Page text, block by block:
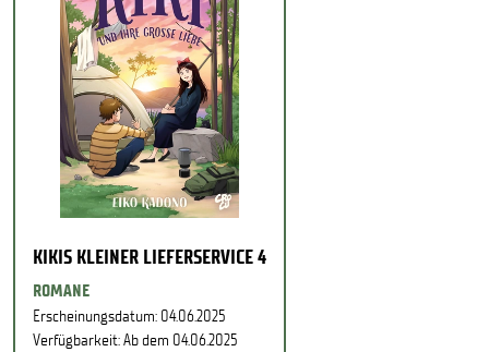
KIKIS KLEINER LIEFERSERVICE 4
ROMANE
Erscheinungsdatum: 04.06.2025
Verfügbarkeit: Ab dem 04.06.2025